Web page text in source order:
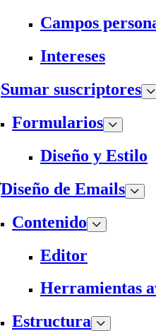
Campos
Intereses
Sumar suscriptores
Formularios
Diseño y Estilo
Diseño de Emails
Contenido
Editor
Herramientas
Estructura